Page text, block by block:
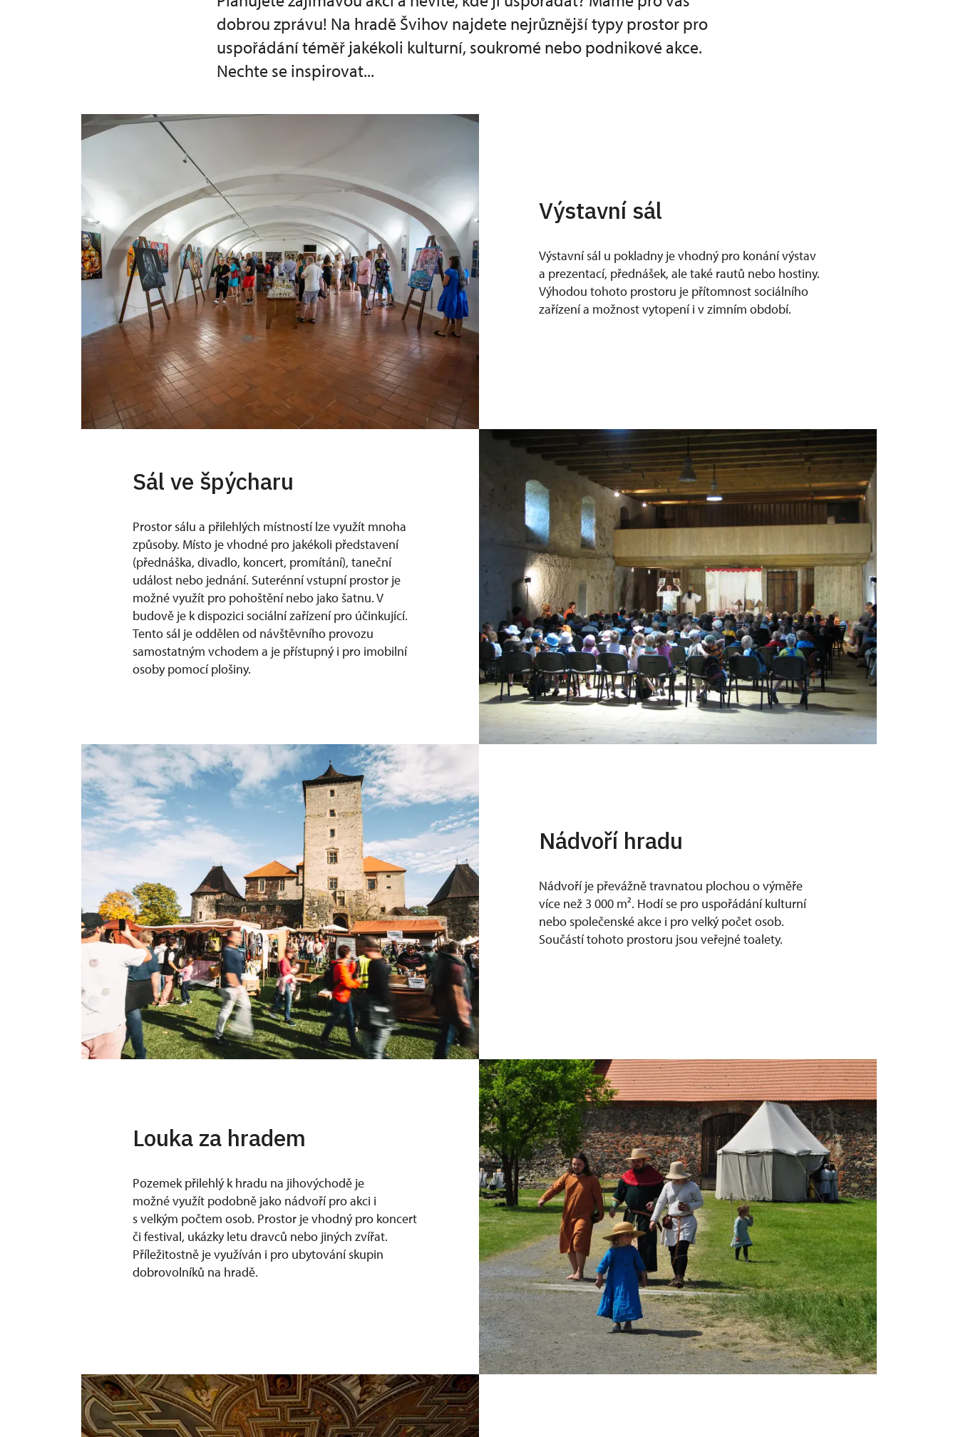
dobrou zprávu! Na hradě Švihov najdete nejrůznější typy prostor pro
uspořádání téměř jakékoli kulturní, soukromé nebo podnikové akce.
Nechte se inspirovat...
Výstavní sál
Výstavní sál u pokladny je vhodný pro konání výstav
a prezentací, přednášek, ale také rautů nebo hostiny.
Výhodou tohoto prostoru je přítomnost sociálního
zařízení a možnost vytopení i v zimním období.
Sál ve špýcharu
Prostor sálu a přilehlých místností lze využít mnoha
způsoby. Místo je vhodné pro jakékoli představení
(přednáška, divadlo, koncert, promítání), taneční
událost nebo jednání. Suterénní vstupní prostor je
možné využít pro pohoštění nebo jako šatnu. V
budově je k dispozici sociální zařízení pro účinkující.
Tento sál je oddělen od návštěvního provozu
samostatným vchodem a je přístupný i pro imobilní
osoby pomocí plošiny.
Nádvoří hradu
Nádvoří je převážně travnatou plochou o výměře
více než 3 000 m². Hodí se pro uspořádání kulturní
nebo společenské akce i pro velký počet osob.
Součástí tohoto prostoru jsou veřejné toalety.
Louka za hradem
Pozemek přilehlý k hradu na jihovýchodě je
možné využít podobně jako nádvoří pro akci i
s velkým počtem osob. Prostor je vhodný pro koncert
či festival, ukázky letu dravců nebo jiných zvířat.
Příležitostně je využíván i pro ubytování skupin
dobrovolníků na hradě.